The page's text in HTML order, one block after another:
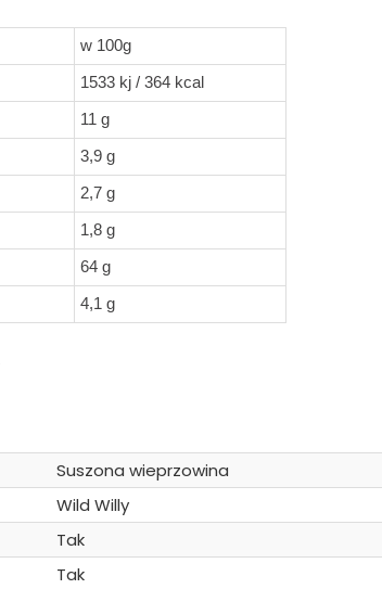
w 100g
1533 kj / 364 kcal
11 g
3,9 g
2,7 g
1,8 g
64 g
4,1 g
Suszona wieprzowina
Wild Willy
Tak
Tak